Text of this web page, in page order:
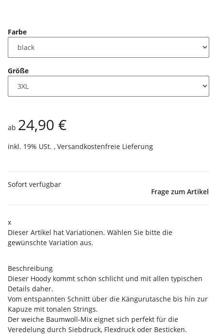
Farbe
Größe
ab 24,90 €
inkl. 19% USt. , Versandkostenfreie Lieferung
Sofort verfügbar
Frage zum Artikel
x
Dieser Artikel hat Variationen. Wählen Sie bitte die
gewünschte Variation aus.
Beschreibung
Dieser Hoody kommt schön schlicht und mit allen typischen
Details daher.
Vom entspannten Schnitt über die Kängurutasche bis hin zur
Kapuze mit tonalen Strings.
Der weiche Baumwoll-Mix eignet sich perfekt für die
Veredelung durch Siebdruck, Flexdruck oder Besticken.